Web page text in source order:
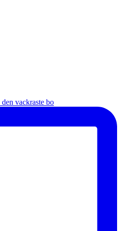
vackraste bo